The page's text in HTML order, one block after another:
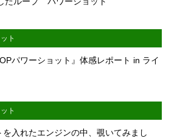
ト
パワーショット』体感レポート in ライ
ト
入れたエンジンの中、覗いてみまし